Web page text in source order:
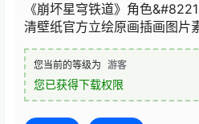
《崩坏星穹铁道》角色
清壁纸官方立绘原画插画图片
您当前的等级为 游客
您已获得下载权限